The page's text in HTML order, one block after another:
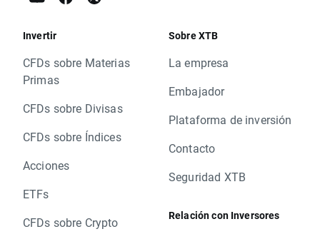
Invertir
CFDs sobre Materias
Primas
CFDs sobre Divisas
CFDs sobre Índices
Acciones
ETFs
CFDs sobre Crypto
Sobre XTB
La empresa
Embajador
Plataforma de inversión
Contacto
Seguridad XTB
Relación con Inversores